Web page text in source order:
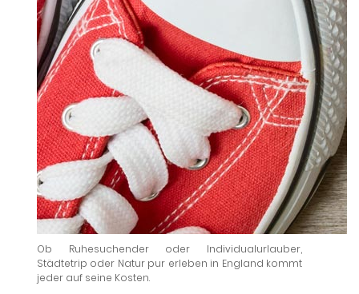
Ob Ruhesuchender oder Individualurlauber,
Städtetrip oder Natur pur erleben in England kommt
jeder auf seine Kosten.